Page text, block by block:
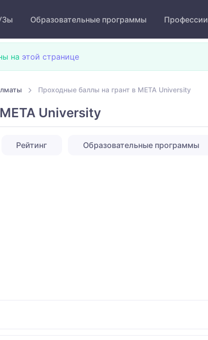
Образовательные программы Профессии
на этой странице
Проходные баллы на грант в META University
University
Рейтинг Образовательные программы